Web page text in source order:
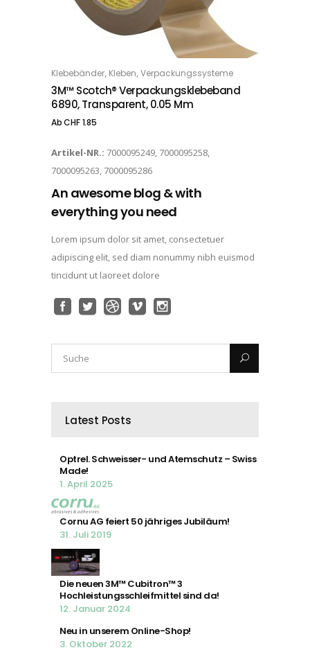
OPTIONS
Klebebänder, Kleben,Verpackungssysteme
3M™ Scotch® Verpackungsklebeband
6890, Transparent, 0.05 Mm
AbCHF1.85
Artikel-NR.: 7000095249, 7000095258,
7000095263, 7000095286
An awesome blog & with
everything you need
Lorem ipsum dolor sit amet, consectetuer
adipiscing elit, sed diam nonummy nibh euismod
tincidunt ut laoreet dolore
Latest Posts
Optrel. Schweisser- und Atemschutz – Swiss
Made!
1. April 2025
Cornu AG feiert 50 jähriges Jubiläum!
31. Juli 2019
Die neuen 3M™ Cubitron™ 3
Hochleistungsschleifmittel sind da!
12. Januar 2024
Neu in unserem Online-Shop!
3. Oktober 2022